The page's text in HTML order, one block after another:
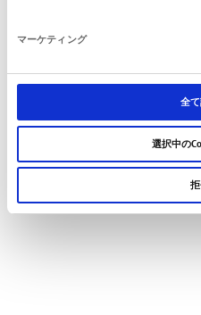
マーケティング
全
選択中の